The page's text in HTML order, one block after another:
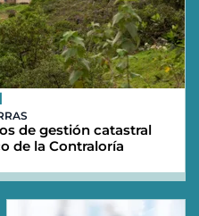
de gestión catastral
de la Contraloría